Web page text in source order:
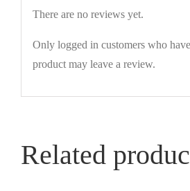
There are no reviews yet.
Only logged in customers who
product may leave a review.
Related